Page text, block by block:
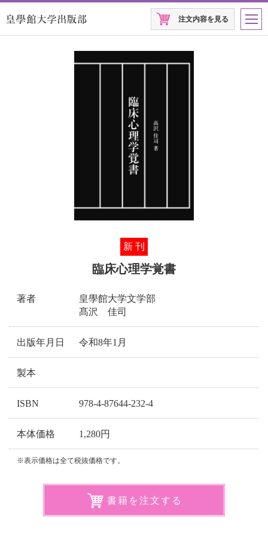
注文内容を見る
新 刊
臨床心理学覚書
著者
皇學館大学文学部
髙沢 佳司
出版年月日 令和8年1月
製本
ISBN 978-4-87644-232-4
本体価格 1,280円
※表示価格は全て税抜価格です。
書籍を注文する